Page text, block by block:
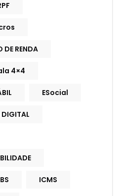
DE RENDA
4×4
ESocial
DIGITAL
ICMS